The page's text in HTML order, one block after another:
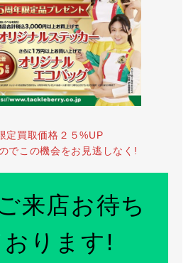
定買取価格２５%UP
でこの機会をお見逃しなく!
来店お待ち
おります!